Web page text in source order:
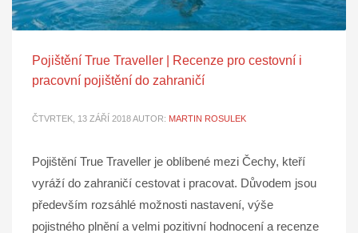
Pojištění True Traveller | Recenze pro cestovní i
pracovní pojištění do zahraničí
ČTVRTEK, 13 ZÁŘÍ 2018AUTOR: MARTIN ROSULEK
Pojištění True Traveller je oblíbené mezi Čechy, kteří
vyráží do zahraničí cestovat i pracovat. Důvodem jsou
především rozsáhlé možnosti nastavení, výše
pojistného plnění a velmi pozitivní hodnocení a recenze